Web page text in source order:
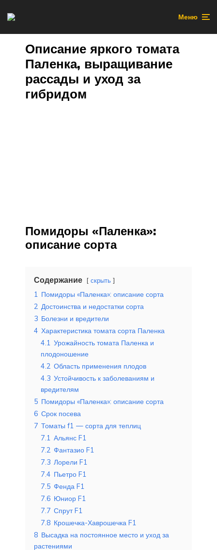
Меню
Описание яркого томата
Паленка, выращивание
рассады и уход за
гибридом
Помидоры «Паленка»:
описание сорта
Содержание скрыть
1 Помидоры «Паленка»: описание сорта
2 Достоинства и недостатки сорта
3 Болезни и вредители
4 Характеристика томата сорта Паленка
4.1 Урожайность томата Паленка и
плодоношение
4.2 Область применения плодов
4.3 Устойчивость к заболеваниям и
вредителям
5 Помидоры «Паленка»: описание сорта
6 Срок посева
7 Томаты f1 — сорта для теплиц
7.1 Альянс F1
7.2 Фантазио F1
7.3 Лорели F1
7.4 Пьетро F1
7.5 Фенда F1
7.6 Юниор F1
7.7 Спрут F1
7.8 Крошечка-Хаврошечка F1
8 Высадка на постоянное место и уход за
растениями